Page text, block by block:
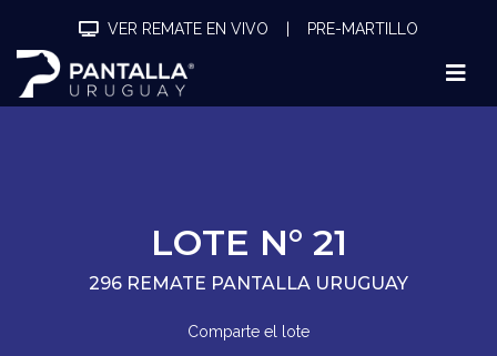
VER REMATE EN VIVO PRE-MARTILLO
LOTE N° 21
296 REMATE PANTALLA URUGUAY
Comparte el lote